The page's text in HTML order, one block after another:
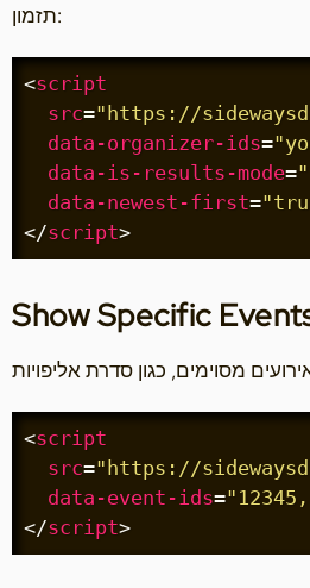
תזמון:
<script
src="https://
data-organizer-ids=
data-is-results-mode=
data-newest-first=
</script>
Show Specific
<script
src="https://
data-event-ids=
</script>